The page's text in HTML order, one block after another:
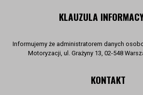
KLAUZULA
Informujemy że administratorem danych
Motoryzacji, ul. Grażyny 13, 02-548
KONTAKT